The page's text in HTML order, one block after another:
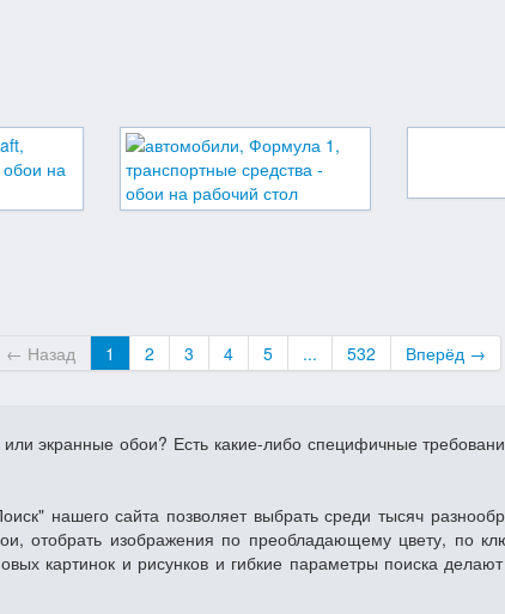
← Назад 1 2 3 4 5 ... 532 Вперёд →
экранные обои? Есть какие-либо специфичные
нашего сайта позволяет выбрать среди тысяч
отобрать изображения по преобладающему цвету, по
картинок и рисунков и гибкие параметры поиска